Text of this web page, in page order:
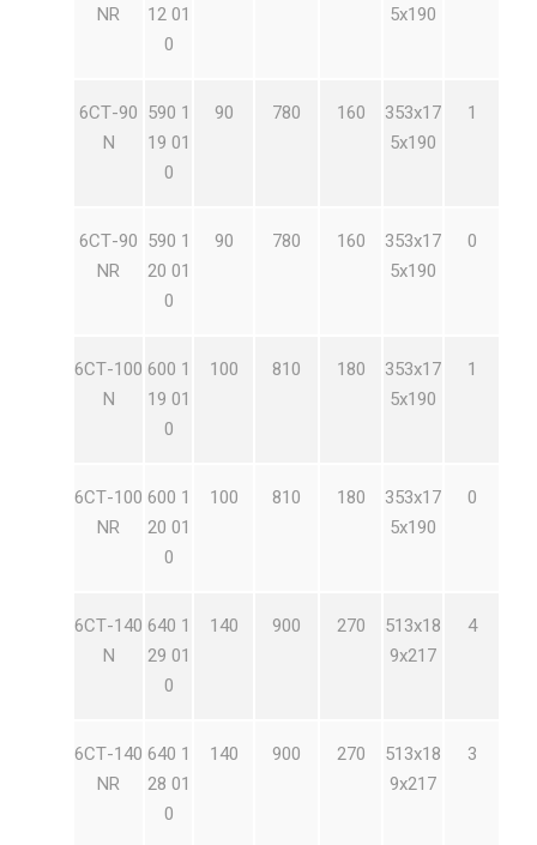
NR
12 01
0
5х190
6СТ-90
N
590 1
19 01
0
90 780 160
353х17
5х190
1
6СТ-90
NR
590 1
20 01
0
90 780 160
353х17
5х190
0
6СТ-100
N
600 1
19 01
0
100 810 180
353х17
5х190
1
6СТ-100
NR
600 1
20 01
0
100 810 180
353х17
5х190
0
6СТ-140
N
640 1
29 01
0
140 900 270
513х18
9х217
4
6СТ-140
NR
640 1
28 01
0
140 900 270
513х18
9х217
3